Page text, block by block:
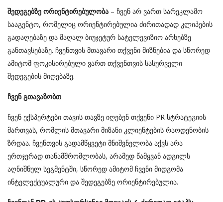
შედეგებზე ორიენტირებულობა – ჩვენ არ ვართ სარეკლამო
სააგენტო, რომელიც ორიენტირებულია ძირითადად კლიპების
გადაღებაზე და მაღალ ბიუჯეტურ სატელევიზიო არხებზე
განთავსებაზე. ჩვენთვის მთავარი თქვენი მიზნებია და სწორედ
ამიტომ ფოკისირებული ვართ თქვენთვის სასურველი
შედეგების მიღებაზე.
ჩვენ გთავაზობთ
ჩვენ ექსპერტები თავის თავზე იღებენ თქვენი PR სტრატეგიის
მართვას, რომლის მთავარი მიზანი კლიენტების რაოდენობის
ზრდაა. ჩვენთვის გადამწყვეტი მნიშვნელობა აქვს არა
ერთჯერად თანამშრომლობას, არამედ წამყვან ადგილს
აღნიშნულ სეგმენტში, სწორედ ამიტომ ჩვენი მიდგომა
ინტელექტუალური და შედეგებზე ორიენტირებულია.